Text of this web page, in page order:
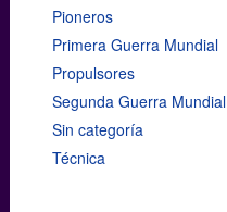
Pioneros
Primera Guerra Mundial
Propulsores
Segunda Guerra Mundial
Sin categoría
Técnica